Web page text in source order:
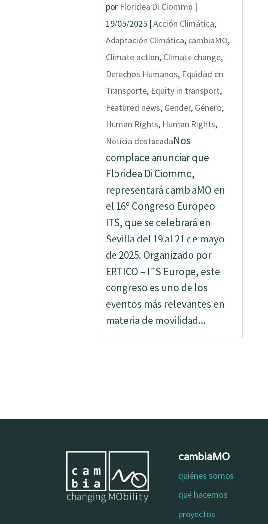
por Floridea Di Ciommo |
19/05/2025| Acción Climática,
Adaptación Climática, cambiaMO,
Climate action, Climate change,
Derechos Humanos, Equidad en
Transporte, Equity in transport,
Featured news, Gender, Género,
Human Rights, Human Rights,
Noticia destacadaNos
complace anunciar que
Floridea Di Ciommo,
representará cambiaMO en
el 16º Congreso Europeo
ITS, que se celebrará en
Sevilla del 19 al 21 de mayo
de 2025. Organizado por
ERTICO – ITS Europe, este
congreso es uno de los
eventos más relevantes en
materia de movilidad...
cambiaMO
quiénes somos
qué hacemos
proyectos